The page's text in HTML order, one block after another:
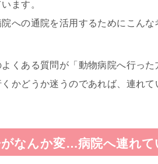
ます。
への通院を活用するためにこん
くある質問が「動物病院へ行った
かどうか迷うのであれば、連れ
なんか変…病院へ連れて